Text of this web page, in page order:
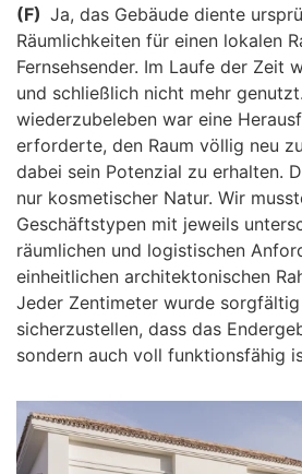
(F) Ja, das Gebäude diente
Räumlichkeiten für einen lokalen
Fernsehsender. Im Laufe der Zeit
und schließlich nicht mehr
wiederzubeleben war eine
erforderte, den Raum völlig neu
dabei sein Potenzial zu erhalten.
nur kosmetischer Natur. Wir
Geschäftstypen mit jeweils
räumlichen und logistischen
einheitlichen architektonischen
Jeder Zentimeter wurde
sicherzustellen, dass das
sondern auch voll funktionsfähig